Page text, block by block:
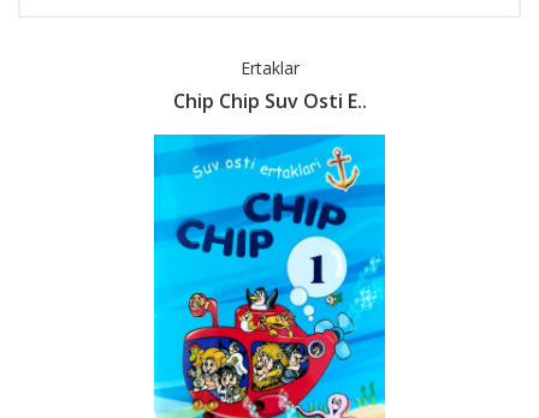
Ertaklar
Chip Chip Suv Osti E..